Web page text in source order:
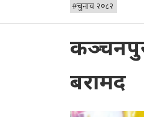
#चुनाव २०८२
बरामद